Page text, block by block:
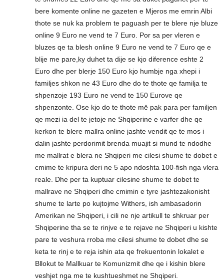
bere komente online ne gazeten e Mjeros me emrin Albi
thote se nuk ka problem te paguash per te blere nje bluze
online 9 Euro ne vend te 7 Euro. Por sa per vleren e
bluzes qe ta blesh online 9 Euro ne vend te 7 Euro qe e
blije me pare,ky duhet ta dije se kjo diference eshte 2
Euro dhe per blerje 150 Euro kjo humbje nga xhepi i
familjes shkon ne 43 Euro dhe do te thote qe familja te
shpenzoje 193 Euro ne vend te 150 Eurove qe
shpenzonte. Ose kjo do te thote më pak para per familjen
qe mezi ia del te jetoje ne Shqiperine e varfer dhe qe
kerkon te blere mallra online jashte vendit qe te mos i
dalin jashte perdorimit brenda muajit si mund te ndodhe
me mallrat e blera ne Shqiperi me cilesi shume te dobet e
cmime te kripura deri ne 5 apo ndoshta 100-fish nga vlera
reale. Dhe per ta kuptuar cilesine shume te dobet te
mallrave ne Shqiperi dhe cmimin e tyre jashtezakonisht
shume te larte po kujtojme Withers, ish ambasadorin
Amerikan ne Shqiperi, i cili ne nje artikull te shkruar per
Shqiperine tha se te rinjve e te rejave ne Shqiperi u kishte
pare te veshura rroba me cilesi shume te dobet dhe se
keta te rinj e te reja ishin ata qe frekuentonin lokalet e
Bllokut te Mallkuar te Komunizmit dhe qe i kishin blere
veshjet nga me te kushtueshmet ne Shqiperi.